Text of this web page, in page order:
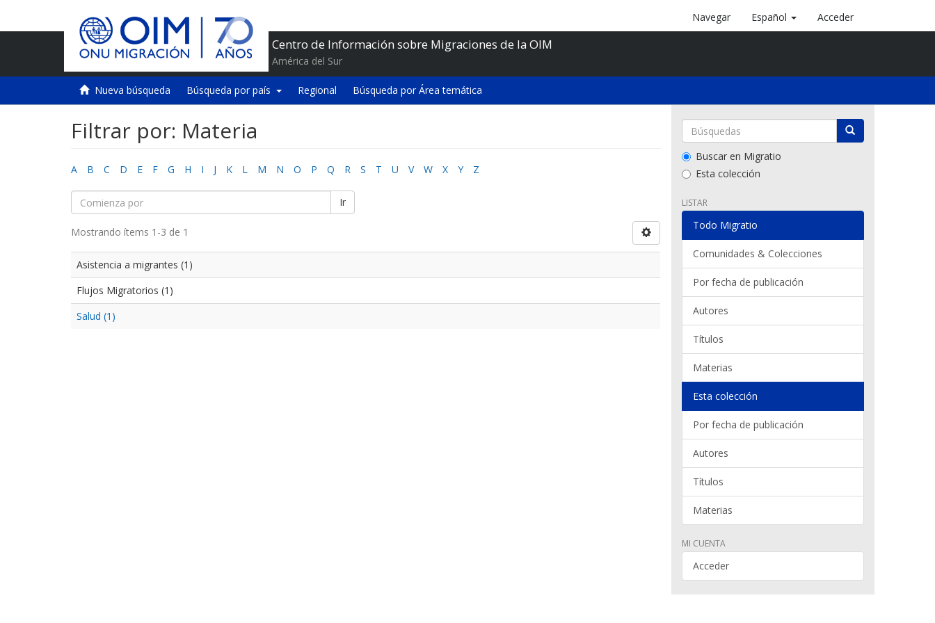
Centro de Información sobre Migraciones de la OIM
América del Sur
Navegar Español Acceder
Nueva búsqueda Búsqueda por país Regional Búsqueda por Área temática
Filtrar por: Materia
A B C D E F G H I J K L M N O P Q R S T U V W X Y Z
Ir
Mostrando ítems 1-3 de 1
Asistencia a migrantes (1)
Flujos Migratorios (1)
Salud (1)
Buscar en Migratio
Esta colección
LISTAR
Todo Migratio
Comunidades & Colecciones
Por fecha de publicación
Autores
Títulos
Materias
Esta colección
Por fecha de publicación
Autores
Títulos
Materias
MI CUENTA
Acceder